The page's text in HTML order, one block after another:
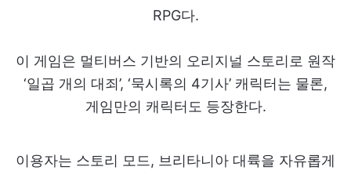
RPG다.
이 게임은 멀티버스 기반의 오리지널 스토리로 원작
‘일곱 개의 대죄’, ‘묵시록의 4기사’ 캐릭터는 물론,
게임만의 캐릭터도 등장한다.
이용자는 스토리 모드, 브리타니아 대륙을 자유롭게